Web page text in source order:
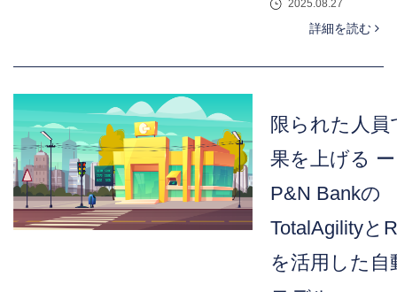
2025.08.27
詳細を読む
限られた人員
果を上げる ー
P&N Bankの
TotalAgilityと
を活用した自